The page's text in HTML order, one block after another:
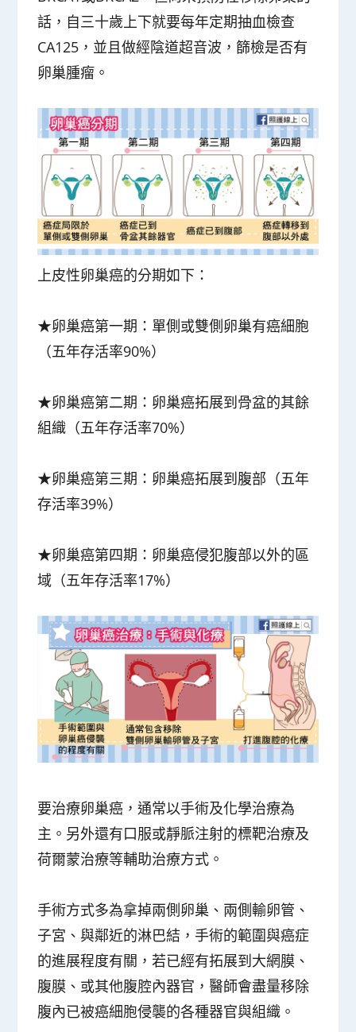
話，自三十歲上下就要每年定期抽血檢查
CA125，並且做經陰道超音波，篩檢是否有
卵巢腫瘤。
上皮性卵巢癌的分期如下：
★卵巢癌第一期：單側或雙側卵巢有癌細胞
（五年存活率90%）
★卵巢癌第二期：卵巢癌拓展到骨盆的其餘
組織 （五年存活率70%）
★卵巢癌第三期：卵巢癌拓展到腹部 （五年
存活率39%）
★卵巢癌第四期：卵巢癌侵犯腹部以外的區
域 （五年存活率17%）
要治療卵巢癌，通常以手術及化學治療為
主 。另外還有口服或靜脈注射的標靶治療及
荷爾蒙治療等輔助治療方式。
手術方式多為拿掉兩側卵巢、兩側輸卵管、
子宮、與鄰近的淋巴結，手術的範圍與癌症
的進展程度有關 ，若已經有拓展到大網膜、
腹膜、或其他腹腔內器官，醫師會盡量移除
腹內已被癌細胞侵襲的各種器官與組織。